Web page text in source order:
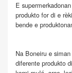
E
produkto for di e
bende e
Na Boneiru e
diferente produkto